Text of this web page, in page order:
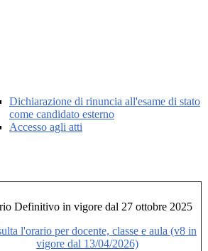
Dichiarazione di rinuncia all'esame di stato
come candidato esterno
Accesso agli atti
Definitivo in vigore dal 27 ottobre 2025
l'orario per docente, classe e aula (v8 in
vigore dal 13/04/2026)